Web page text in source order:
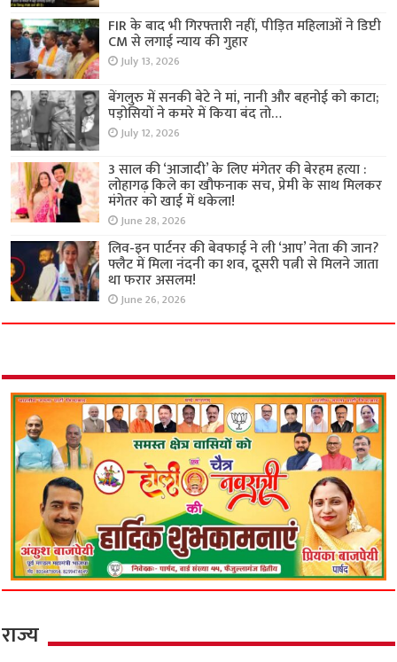
FIR के बाद भी गिरफ्तारी नहीं, पीड़ित महिलाओं ने डिप्टी
CM से लगाई न्याय की गुहार
July 13, 2026
बेंगलुरु में सनकी बेटे ने मां, नानी और बहनोई को काटा;
पड़ोसियों ने कमरे में किया बंद तो…
July 12, 2026
3 साल की ‘आजादी’ के लिए मंगेतर की बेरहम हत्या :
लोहागढ़ किले का खौफनाक सच, प्रेमी के साथ मिलकर
मंगेतर को खाई में धकेला!
June 28, 2026
लिव-इन पार्टनर की बेवफाई ने ली ‘आप’ नेता की जान?
फ्लैट में मिला नंदनी का शव, दूसरी पत्नी से मिलने जाता
था फरार असलम!
June 26, 2026
राज्य